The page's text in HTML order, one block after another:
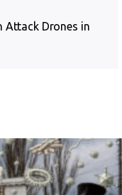
Attack Drones in